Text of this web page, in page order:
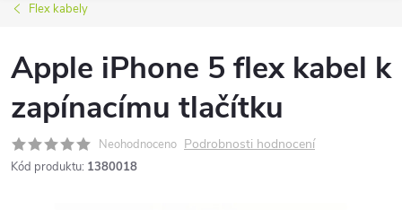
Flex kabely
Apple iPhone 5 flex kabel k
zapínacímu tlačítku
Neohodnoceno Podrobnosti hodnocení
Kód produktu: 1380018